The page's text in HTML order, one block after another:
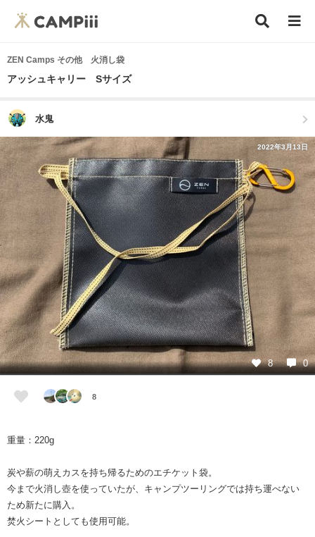
ZEN Camps その他 火消し袋
アッシュキャリー Sサイズ
水鬼
2022年3月13日
8 0
8
重量：220g
炭や薪の萌えカスを持ち帰るためのエチケット袋。
今まで火消し壺を使っていたが、キャンプツーリングでは持ち運べない
ため新たに購入。
焚火シートとしても使用可能。